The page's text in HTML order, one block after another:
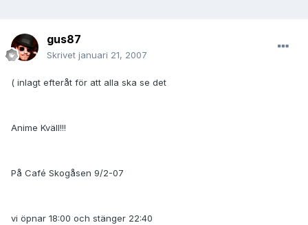
gus87
Skrivet januari 21, 2007
( inlagt efteråt för att alla ska se det
Anime Kväll!!!
På Café Skogåsen 9/2-07
vi öpnar 18:00 och stänger 22:40